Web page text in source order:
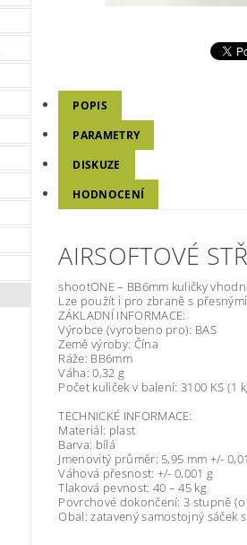
POPIS
PARAMETRY
DISKUZE
HODNOCENÍ
AIRSOFTOVÉ
shootONE – BB6mm kuličky
Lze použít i pro zbraně s
ZÁKLADNÍ INFORMACE:
Výrobce (vyrobeno pro): BAS
Země výroby: Čína
Ráže: BB6mm
Váha: 0,32 g
Počet kuliček v balení: 3100 KS (1
TECHNICKÉ INFORMACE:
Materiál: plast
Barva: bílá
Jmenovitý průměr: 5,95 mm +/- 0,01
Váhová přesnost: +/- 0,001 g
Tlaková pevnost: 40 – 45 kg
Povrchové dokončení: 3 stupně
Obal: zatavený samostojný sáček